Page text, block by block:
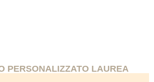
PERSONALIZZATO LAUREA